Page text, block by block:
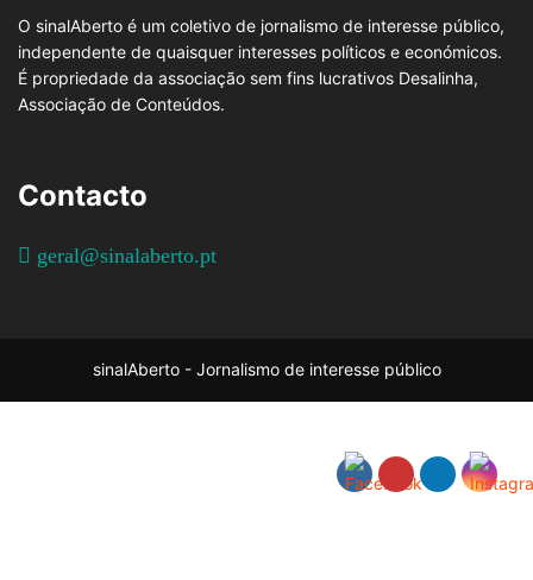
O sinalAberto é um coletivo de jornalismo de interesse público,
independente de quaisquer interesses políticos e económicos.
É propriedade da associação sem fins lucrativos Desalinha,
Associação de Conteúdos.
Contacto
geral@sinalaberto.pt
sinalAberto - Jornalismo de interesse público